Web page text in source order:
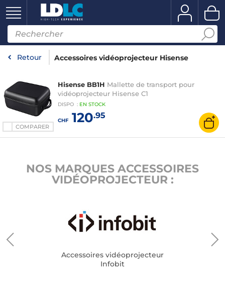
Retour Accessoires vidéoprojecteur Hisense
COMPARER
Hisense BB1H Mallette de transport pour
vidéoprojecteur Hisense C1
DISPO : EN STOCK
CHF120.95
NOS MARQUES ACCESSOIRES
VIDÉOPROJECTEUR :
Accessoires vidéoprojecteur
Infobit